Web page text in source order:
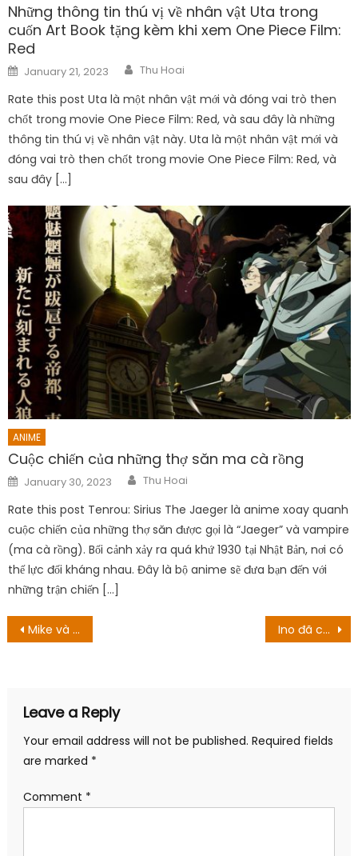
Những thông tin thú vị về nhân vật Uta trong
cuốn Art Book tặng kèm khi xem One Piece Film:
Red
Posted
on
January 21, 2023 Author
Thu Hoai
Rate this post Uta là một nhân vật mới và đóng vai trò then
chốt trong movie One Piece Film: Red, và sau đây là những
thông tin thú vị về nhân vật này. Uta là một nhân vật mới và
đóng vai trò then chốt trong movie One Piece Film: Red, và
sau đây […]
ANIME
Cuộc chiến của những thợ săn ma cà rồng
Posted
on
January 30, 2023 Author
Thu Hoai
Rate this post Tenrou: Sirius The Jaeger là anime xoay quanh
cuộc chiến của những thợ săn được gọi là “Jaeger” và vampire
(ma cà rồng). Bối cảnh xảy ra quá khứ 1930 tại Nhật Bản, nơi có
thế lực đối kháng nhau. Đây là bộ anime sẽ đưa bạn đến với
những trận chiến […]
Post
Mike và Paulina có còn bên nhau không? Giới thiệu về diễn viên ‘Shahs Of Sunset’ Ino đã có một gia đình tốt hơn so với Sakura
Leave a Reply
Your email address will not be published. Required fields
are marked *
Comment *